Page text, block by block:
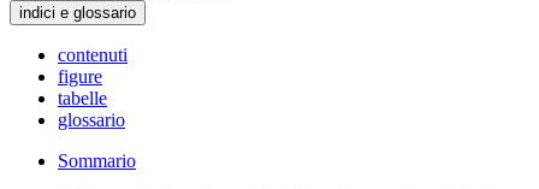
indici e glossario
contenuti
figure
tabelle
glossario
Sommario